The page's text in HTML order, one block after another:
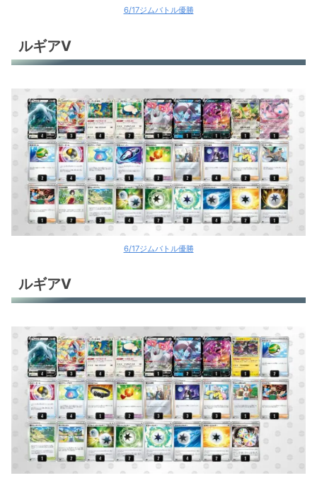
6/17ジムバトル優勝
ルギアV
6/17ジムバトル優勝
ルギアV